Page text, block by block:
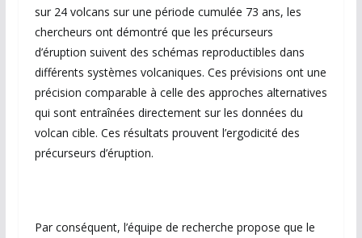
sur 24 volcans sur une période cumulée 73 ans, les
chercheurs ont démontré que les précurseurs
d’éruption suivent des schémas reproductibles dans
différents systèmes volcaniques. Ces prévisions ont une
précision comparable à celle des approches alternatives
qui sont entraînées directement sur les données du
volcan cible. Ces résultats prouvent l’ergodicité des
précurseurs d’éruption.
Par conséquent, l’équipe de recherche propose que le